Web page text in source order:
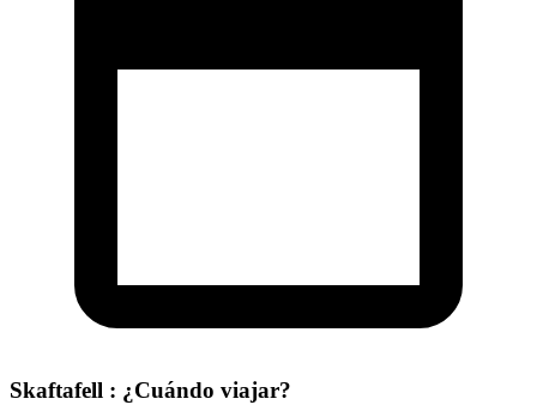
Skaftafell : ¿Cuándo viajar?